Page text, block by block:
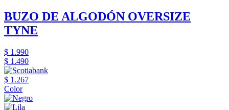
BUZO DE ALGODÓN OVERSIZE
TYNE
$ 1.990
$ 1.490
$ 1.267
Color